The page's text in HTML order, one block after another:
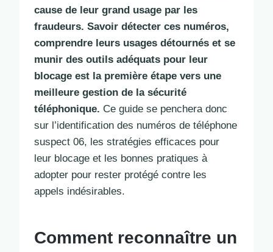
cause de leur grand usage par les
fraudeurs. Savoir détecter ces numéros,
comprendre leurs usages détournés et se
munir des outils adéquats pour leur
blocage est la première étape vers une
meilleure gestion de la sécurité
téléphonique. Ce guide se penchera donc
sur l’identification des numéros de téléphone
suspect 06, les stratégies efficaces pour
leur blocage et les bonnes pratiques à
adopter pour rester protégé contre les
appels indésirables.
Comment reconnaître un